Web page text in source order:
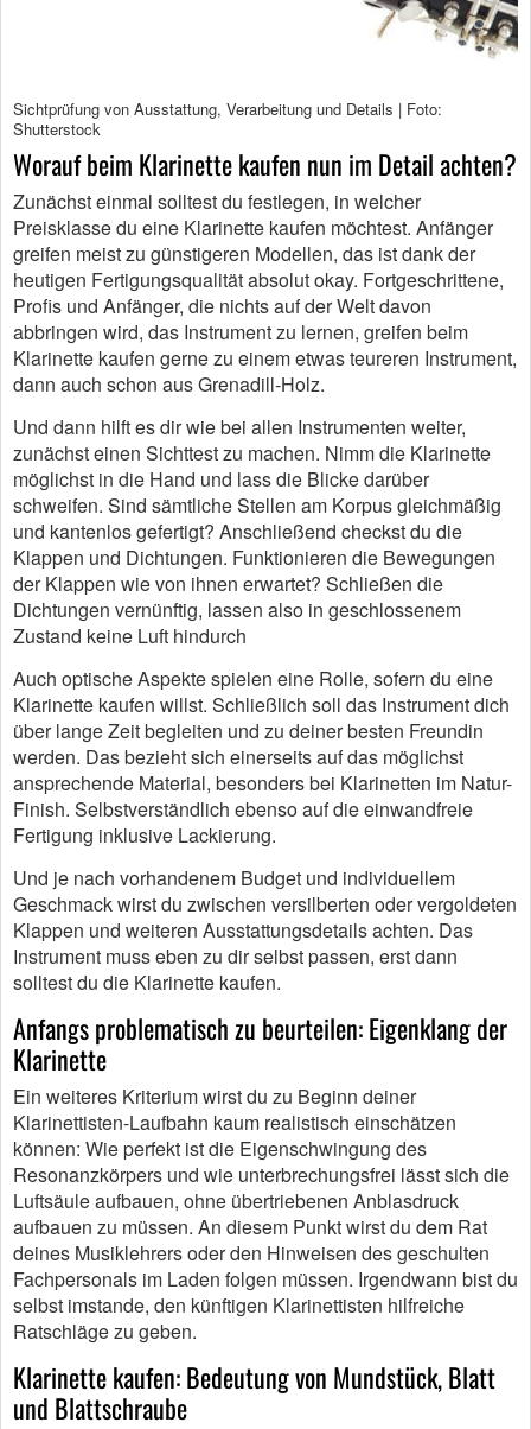
Sichtprüfung von Ausstattung, Verarbeitung und Details | Foto:
Shutterstock
Worauf beim Klarinette kaufen nun im Detail achten?
Zunächst einmal solltest du festlegen, in welcher
Preisklasse du eine Klarinette kaufen möchtest. Anfänger
greifen meist zu günstigeren Modellen, das ist dank der
heutigen Fertigungsqualität absolut okay. Fortgeschrittene,
Profis und Anfänger, die nichts auf der Welt davon
abbringen wird, das Instrument zu lernen, greifen beim
Klarinette kaufen gerne zu einem etwas teureren Instrument,
dann auch schon aus Grenadill-Holz.
Und dann hilft es dir wie bei allen Instrumenten weiter,
zunächst einen Sichttest zu machen. Nimm die Klarinette
möglichst in die Hand und lass die Blicke darüber
schweifen. Sind sämtliche Stellen am Korpus gleichmäßig
und kantenlos gefertigt? Anschließend checkst du die
Klappen und Dichtungen. Funktionieren die Bewegungen
der Klappen wie von ihnen erwartet? Schließen die
Dichtungen vernünftig, lassen also in geschlossenem
Zustand keine Luft hindurch
Auch optische Aspekte spielen eine Rolle, sofern du eine
Klarinette kaufen willst. Schließlich soll das Instrument dich
über lange Zeit begleiten und zu deiner besten Freundin
werden. Das bezieht sich einerseits auf das möglichst
ansprechende Material, besonders bei Klarinetten im Natur-
Finish. Selbstverständlich ebenso auf die einwandfreie
Fertigung inklusive Lackierung.
Und je nach vorhandenem Budget und individuellem
Geschmack wirst du zwischen versilberten oder vergoldeten
Klappen und weiteren Ausstattungsdetails achten. Das
Instrument muss eben zu dir selbst passen, erst dann
solltest du die Klarinette kaufen.
Anfangs problematisch zu beurteilen: Eigenklang der
Klarinette
Ein weiteres Kriterium wirst du zu Beginn deiner
Klarinettisten-Laufbahn kaum realistisch einschätzen
können: Wie perfekt ist die Eigenschwingung des
Resonanzkörpers und wie unterbrechungsfrei lässt sich die
Luftsäule aufbauen, ohne übertriebenen Anblasdruck
aufbauen zu müssen. An diesem Punkt wirst du dem Rat
deines Musiklehrers oder den Hinweisen des geschulten
Fachpersonals im Laden folgen müssen. Irgendwann bist du
selbst imstande, den künftigen Klarinettisten hilfreiche
Ratschläge zu geben.
Klarinette kaufen: Bedeutung von Mundstück, Blatt
und Blattschraube